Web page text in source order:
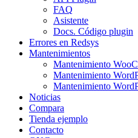
FAQ
Asistente
Docs. Código plugin
Errores en Redsys
Mantenimientos
Mantenimiento
Mantenimiento
Mantenimiento
Noticias
Compara
Tienda ejemplo
Contacto